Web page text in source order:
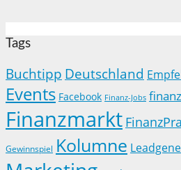
Tags
Buchtipp Deutschland
Events Facebook Finanz-Jobs
Finanzmarkt
Gewinnspiel Kolumne